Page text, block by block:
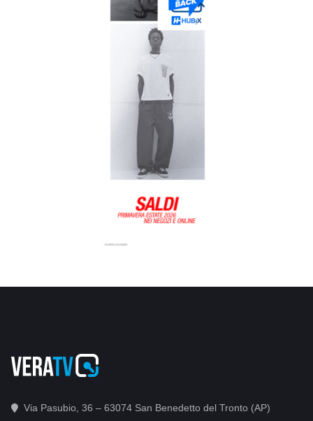
Via Pasubio, 36 – 63074 San Benedetto del Tronto (AP)